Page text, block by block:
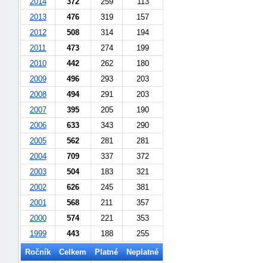
2013
476 319
157
2012
508 314
194
2011
473 274
199
2010
442 262
180
2009
496 293
203
2008
494 291
203
2007
395 205
190
2006
633 343
290
2005
562 281
281
2004
709 337
372
2003
504 183
321
2002
626 245
381
2001
568 211
357
2000
574 221
353
1999
443 188 255
Ročník Celkem Platné
Neplatné